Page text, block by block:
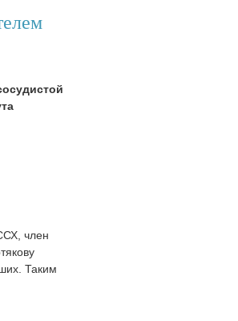
член
Таким